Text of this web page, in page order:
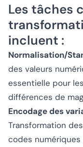
Les tâches
incluent :
Normalisation/
des valeurs
essentielle pour
différences de
Encodage des
Transformation
codes numériques